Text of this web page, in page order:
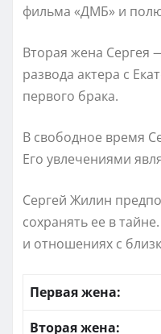
фильма «ДМБ» и
Вторая жена Сергея
развода актера с
первого брака.
В свободное время
Его увлечениями
Сергей Жилин
сохранять ее в
и отношениях с
Первая жена:
Вторая жена: